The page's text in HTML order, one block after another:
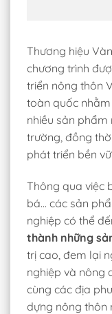
Thương hiệu
chương trình
triển nông thôn
toàn quốc
nhiều sản
trường, đồng
phát triển bền
Thông qua việc
bá… các sản
nghiệp có thể
thành những
trị cao, đem lại
nghiệp và nông
cùng các địa
dựng nông thôn